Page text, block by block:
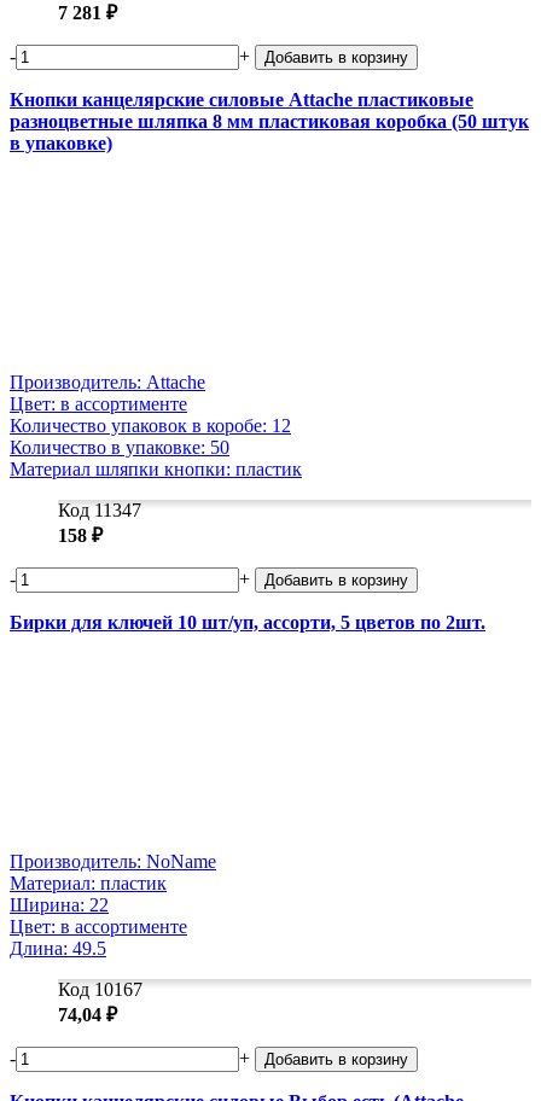
7 281 ₽
- + Добавить в корзину
Кнопки канцелярские силовые Attache пластиковые
разноцветные шляпка 8 мм пластиковая коробка (50 штук
в упаковке)
Производитель: Attache
Цвет: в ассортименте
Количество упаковок в коробе: 12
Количество в упаковке: 50
Материал шляпки кнопки: пластик
Код 11347
158 ₽
- + Добавить в корзину
Бирки для ключей 10 шт/уп, ассорти, 5 цветов по 2шт.
Производитель: NoName
Материал: пластик
Ширина: 22
Цвет: в ассортименте
Длина: 49.5
Код 10167
74,04 ₽
- + Добавить в корзину